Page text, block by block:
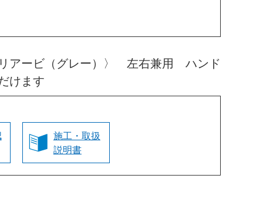
ービ（グレー）〉 左右兼用 ハンド
けます
施工・取扱
説明書